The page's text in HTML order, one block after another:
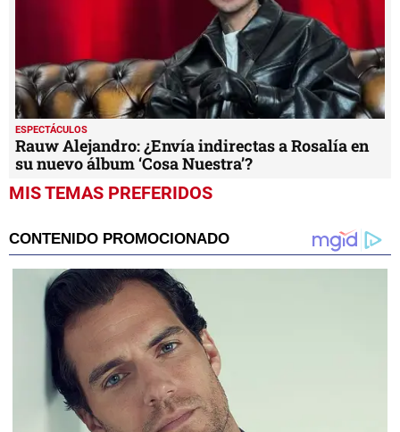
ESPECTÁCULOS
Rauw Alejandro: ¿Envía indirectas a Rosalía en
su nuevo álbum ‘Cosa Nuestra’?
MIS TEMAS PREFERIDOS